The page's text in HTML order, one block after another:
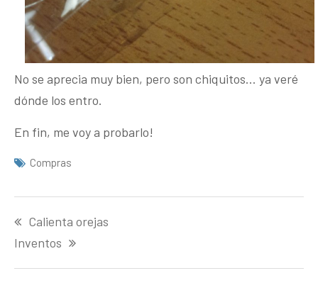
No se aprecia muy bien, pero son chiquitos… ya veré
dónde los entro.
En fin, me voy a probarlo!
Compras
de
entradas
Calienta orejas
Inventos